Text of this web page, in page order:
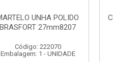
ADAPTADOR PARA
SOQUETE WAFT
Código: 235563
Embalagem: 1 - UNIDADE